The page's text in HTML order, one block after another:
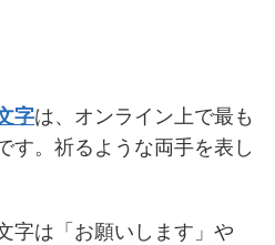
字は、オンライン上で最も
す。祈るような両手を表し
字は「お願いします」や